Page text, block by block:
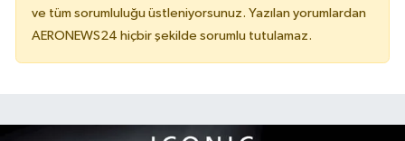
ve tüm sorumluluğu üstleniyorsunuz. Yazılan yorumlardan
AERONEWS24 hiçbir şekilde sorumlu tutulamaz.